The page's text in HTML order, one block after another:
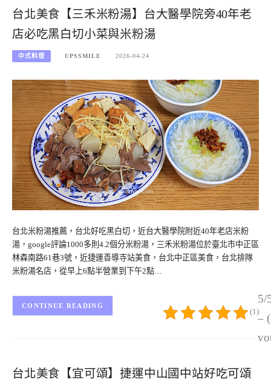
台北美食【三禾米粉湯】台大醫學院旁40年老
店必吃黑白切小菜與米粉湯
中式料理 UPSSMILE 2026-04-24
台北米粉湯推薦，台北好吃黑白切，近台大醫學院附近40年老店米粉
湯，google評論1000多則4.2個分米粉湯，三禾米粉湯位於臺北市中正區
林森南路61巷3號，近捷運善導寺站美食，台北中正區美食，台北排隊
米粉湯名店，從早上6點半營業到下午2點…
5/
–
(1)
CONTINUE READING
台北美食【宜可頌】捷運中山國中站好吃可頌